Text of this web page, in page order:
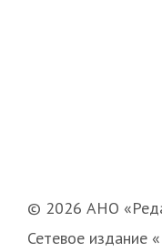
© 2026 АНО
Сетевое издание